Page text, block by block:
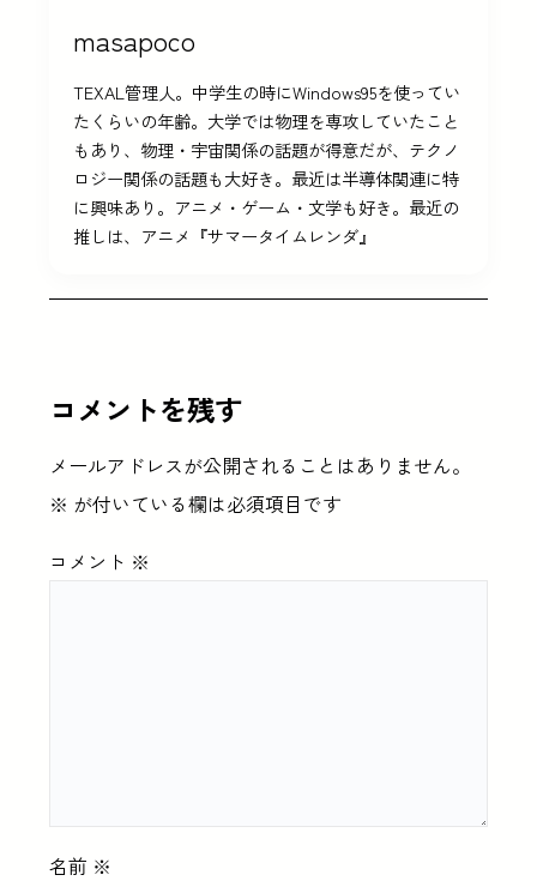
masapoco
TEXAL管理人。中学生の時にWindows95を使ってい
たくらいの年齢。大学では物理を専攻していたこと
もあり、物理・宇宙関係の話題が得意だが、テクノ
ロジー関係の話題も大好き。最近は半導体関連に特
に興味あり。アニメ・ゲーム・文学も好き。最近の
推しは、アニメ『サマータイムレンダ』
コメントを残す
メールアドレスが公開されることはありません。
※ が付いている欄は必須項目です
コメント ※
名前 ※